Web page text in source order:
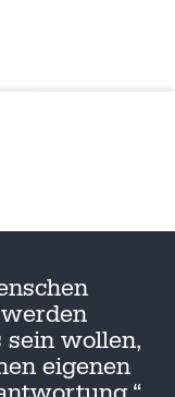
wollen,
eigenen